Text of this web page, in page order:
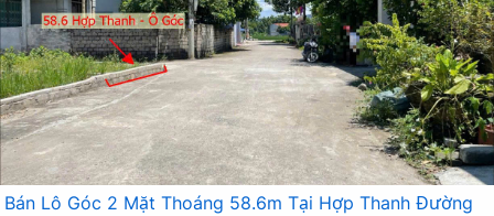
Bán Lô Góc 2 Mặt Thoáng 58.6m Tại Hợp Thanh Đường